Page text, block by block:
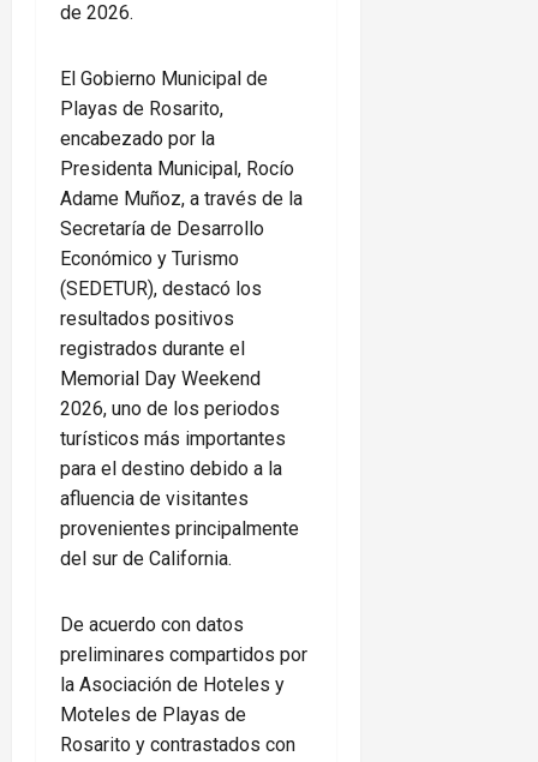
de 2026.
El Gobierno Municipal de
Playas de Rosarito,
encabezado por la
Presidenta Municipal, Rocío
Adame Muñoz, a través de la
Secretaría de Desarrollo
Económico y Turismo
(SEDETUR), destacó los
resultados positivos
registrados durante el
Memorial Day Weekend
2026, uno de los periodos
turísticos más importantes
para el destino debido a la
afluencia de visitantes
provenientes principalmente
del sur de California.
De acuerdo con datos
preliminares compartidos por
la Asociación de Hoteles y
Moteles de Playas de
Rosarito y contrastados con